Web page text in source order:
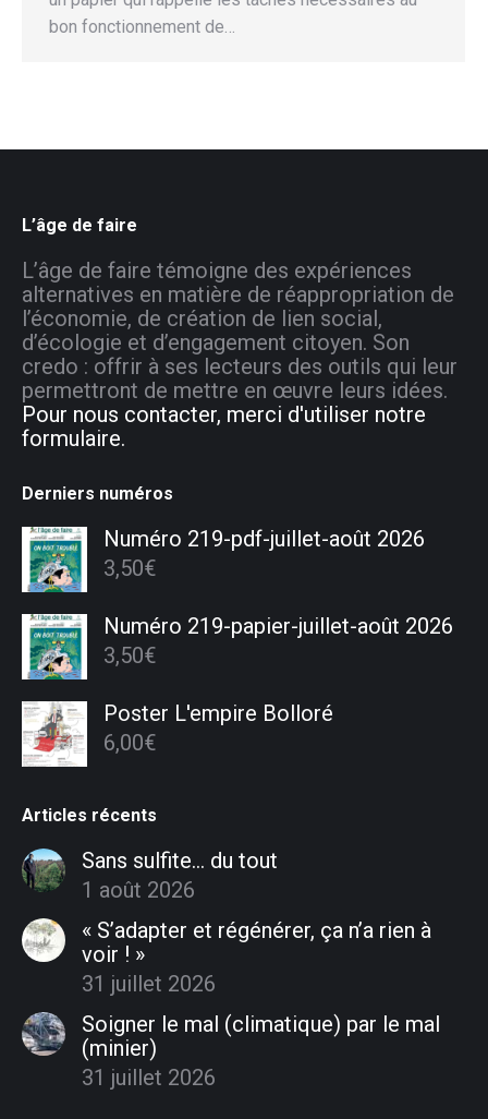
bon fonctionnement de…
L’âge de faire
L’âge de faire témoigne des expériences
alternatives en matière de réappropriation de
l’économie, de création de lien social,
d’écologie et d’engagement citoyen. Son
credo : offrir à ses lecteurs des outils qui leur
permettront de mettre en œuvre leurs idées.
Pour nous contacter, merci d'utiliser notre
formulaire.
Derniers numéros
Numéro 219-pdf-juillet-août 2026
3,50€
Numéro 219-papier-juillet-août 2026
3,50€
Poster L'empire Bolloré
6,00€
Articles récents
Sans sulfite… du tout
1 août 2026
« S’adapter et régénérer, ça n’a rien à
voir ! »
31 juillet 2026
Soigner le mal (climatique) par le mal
(minier)
31 juillet 2026